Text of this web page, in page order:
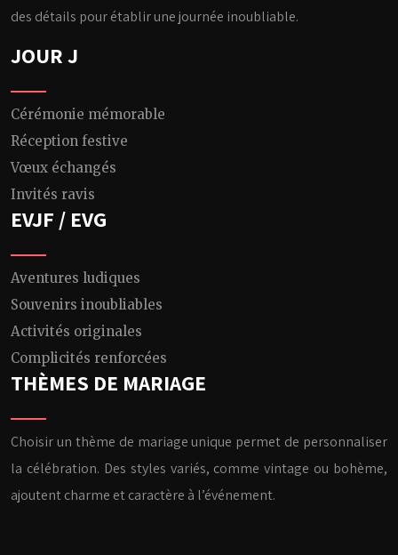
des détails pour établir une journée inoubliable.
JOUR J
Cérémonie mémorable
Réception festive
Vœux échangés
Invités ravis
EVJF / EVG
Aventures ludiques
Souvenirs inoubliables
Activités originales
Complicités renforcées
THÈMES DE MARIAGE
Choisir un thème de mariage unique permet de personnaliser
la célébration. Des styles variés, comme vintage ou bohème,
ajoutent charme et caractère à l’événement.